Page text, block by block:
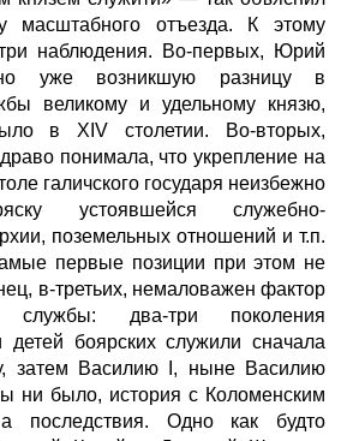
масштабного отъезда. К этому
наблюдения. Во-первых, Юрий
уже возникшую разницу в
великому и удельному князю,
в XIV столетии. Во-вторых,
понимала, что укрепление на
галичского государя неизбежно
устоявшейся служебно-
поземельных отношений и т.п.
первые позиции при этом не
в-третьих, немаловажен фактор
службы: два-три поколения
детей боярских служили сначала
затем Василию I, ныне Василию
ни было, история с Коломенским
последствия. Одно как будто